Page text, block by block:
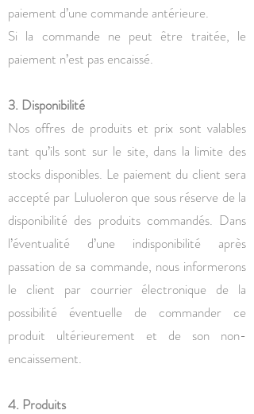
paiement d’une commande antérieure.
Si la commande ne peut être traitée, le
paiement n’est pas encaissé.
3. Disponibilité
Nos offres de produits et prix sont valables
tant qu’ils sont sur le site, dans la limite des
stocks disponibles. Le paiement du client sera
accepté par Luluoleron que sous réserve de la
disponibilité des produits commandés. Dans
l’éventualité d’une indisponibilité après
passation de sa commande, nous informerons
le client par courrier électronique de la
possibilité éventuelle de commander ce
produit ultérieurement et de son non-
encaissement.
4. Produits